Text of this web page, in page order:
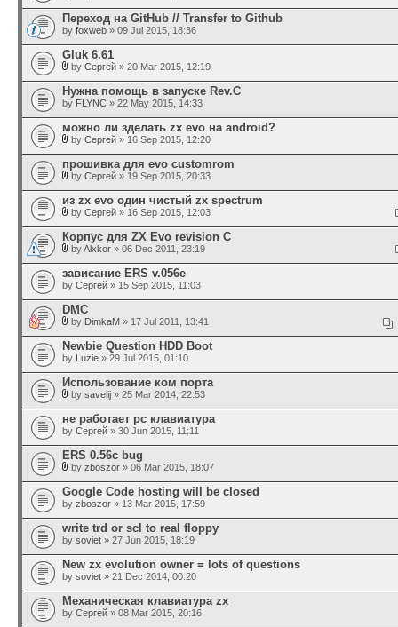
Переход на GitHub // Transfer to Github
by foxweb » 09 Jul 2015, 18:36
Gluk 6.61
by Сергей » 20 Mar 2015, 12:19
Нужна помощь в запуске Rev.C
by FLYNC » 22 May 2015, 14:33
можно ли зделать zx evo на android?
by Сергей » 16 Sep 2015, 12:20
прошивка для evo customrom
by Сергей » 19 Sep 2015, 20:33
из zx evo один чистый zx spectrum
by Сергей » 16 Sep 2015, 12:03
Корпус для ZX Evo revision C
byAlxkor » 06 Dec 2011, 23:19
зависание ERS v.056e
by Сергей » 15 Sep 2015, 11:03
DMC
by DimkaM » 17 Jul 2011, 13:41
Newbie Question HDD Boot
by Luzie » 29 Jul 2015, 01:10
Использование ком порта
by savelij » 25 Mar 2014, 22:53
не работает pc клавиатура
by Сергей » 30 Jun 2015, 11:11
ERS 0.56c bug
by zboszor » 06 Mar 2015, 18:07
Google Code hosting will be closed
by zboszor » 13 Mar 2015, 17:59
write trd or scl to real floppy
by soviet » 27 Jun 2015, 18:19
New zx evolution owner = lots of questions
by soviet » 21 Dec 2014, 00:20
Механическая клавиатура zx
by Сергей » 08 Mar 2015, 20:16